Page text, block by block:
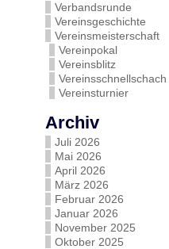
Verbandsrunde
Vereinsgeschichte
Vereinsmeisterschaft
Vereinpokal
Vereinsblitz
Vereinsschnellschach
Vereinsturnier
Archiv
Juli 2026
Mai 2026
April 2026
März 2026
Februar 2026
Januar 2026
November 2025
Oktober 2025